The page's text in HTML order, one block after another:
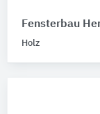
Fensterbau
Holz